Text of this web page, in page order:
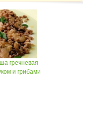
гречневая
и грибами